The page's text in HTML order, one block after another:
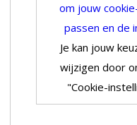
om jouw
passen en de
Je kan jouw
wijzigen door
"Cookie-